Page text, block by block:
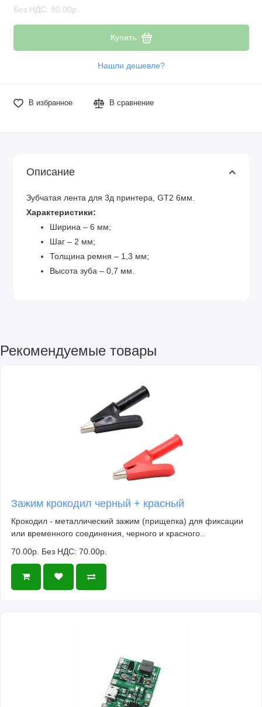
Без НДС: 90.00р.
Купить
Нашли дешевле?
В избранное В сравнение
Описание
Зубчатая лента для 3д принтера, GT2 6мм.
Характеристики:
Ширина – 6 мм;
Шаг – 2 мм;
Толщина ремня – 1,3 мм;
Высота зуба – 0,7 мм.
Рекомендуемые товары
Зажим крокодил черный + красный
Крокодил - металлический зажим (прищепка) для фиксации
или временного соединения, черного и красного..
70.00р. Без НДС: 70.00р.